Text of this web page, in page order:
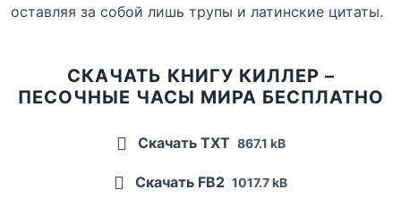
оставляя за собой лишь трупы и латинские цитаты.
СКАЧАТЬ КНИГУ КИЛЛЕР –
ПЕСОЧНЫЕ ЧАСЫ МИРА БЕСПЛАТНО
Скачать TXT 867.1 kB
Скачать FB2 1017.7 kB